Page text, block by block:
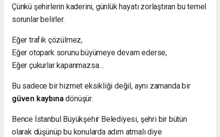
Çünkü şehirlerin kaderini, günlük hayatı zorlaştıran bu temel
sorunlar belirler.
Eğer trafik çözülmez,
Eğer otopark sorunu büyümeye devam ederse,
Eğer çukurlar kapanmazsa…
Bu sadece bir hizmet eksikliği değil, aynı zamanda bir
güven kaybına dönüşür.
Bence İstanbul Büyükşehir Belediyesi, şehri bir bütün
olarak düşünüp bu konularda adım atmalı diye